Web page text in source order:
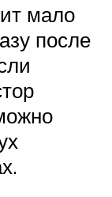
мало
после